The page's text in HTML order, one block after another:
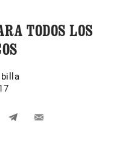
TODOS LOS